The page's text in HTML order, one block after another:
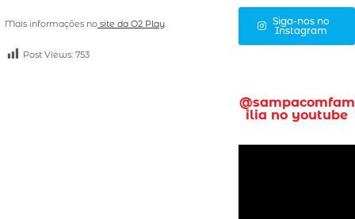
Mais informações nosite da O2 Play.
Post Views: 753
Siga-nos no
Instagram
@sampacomfam
ilia no youtube